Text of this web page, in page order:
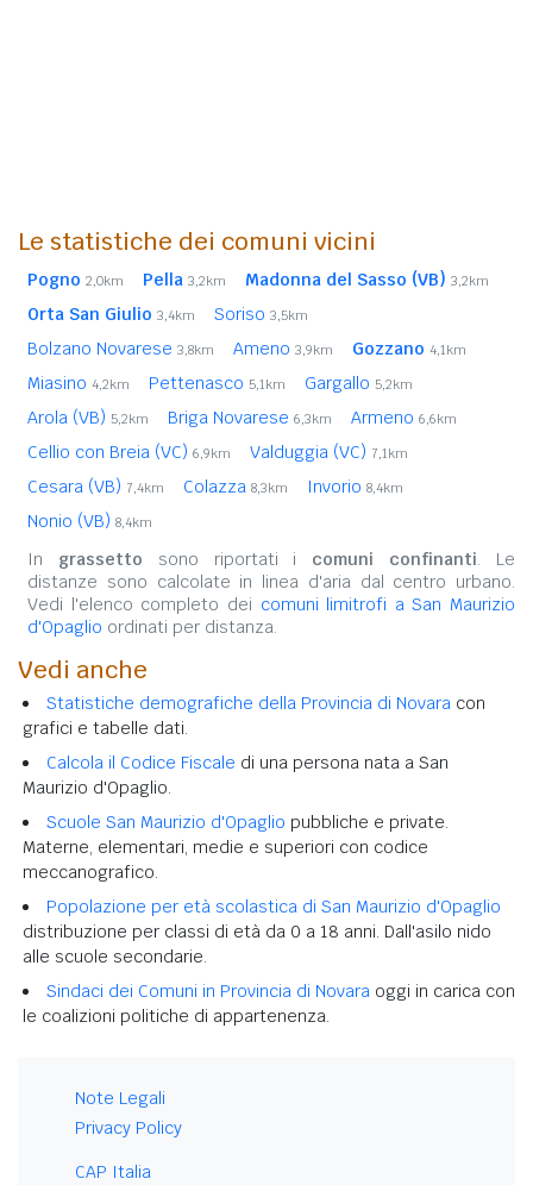
Le statistiche dei comuni vicini
Pogno 2,0km Pella 3,2km Madonna del Sasso (VB) 3,2km
Orta San Giulio 3,4km Soriso 3,5km
Bolzano Novarese 3,8km Ameno 3,9km Gozzano 4,1km
Miasino 4,2km Pettenasco 5,1km Gargallo 5,2km
Arola (VB) 5,2km Briga Novarese 6,3km Armeno 6,6km
Cellio con Breia (VC) 6,9km Valduggia (VC) 7,1km
Cesara (VB) 7,4km Colazza 8,3km Invorio 8,4km
Nonio (VB) 8,4km
In grassetto sono riportati i comuni confinanti. Le
distanze sono calcolate in linea d'aria dal centro urbano.
Vedi l'elenco completo dei comuni limitrofi a San Maurizio
d'Opaglio ordinati per distanza.
Vedi anche
Statistiche demografiche della Provincia di Novara con
grafici e tabelle dati.
Calcola il Codice Fiscale di una persona nata a San
Maurizio d'Opaglio.
Scuole San Maurizio d'Opaglio pubbliche e private.
Materne, elementari, medie e superiori con codice
meccanografico.
Popolazione per età scolastica di San Maurizio d'Opaglio
distribuzione per classi di età da 0 a 18 anni. Dall'asilo nido
alle scuole secondarie.
Sindaci dei Comuni in Provincia di Novara oggi in carica con
le coalizioni politiche di appartenenza.
Note Legali
Privacy Policy
CAP Italia